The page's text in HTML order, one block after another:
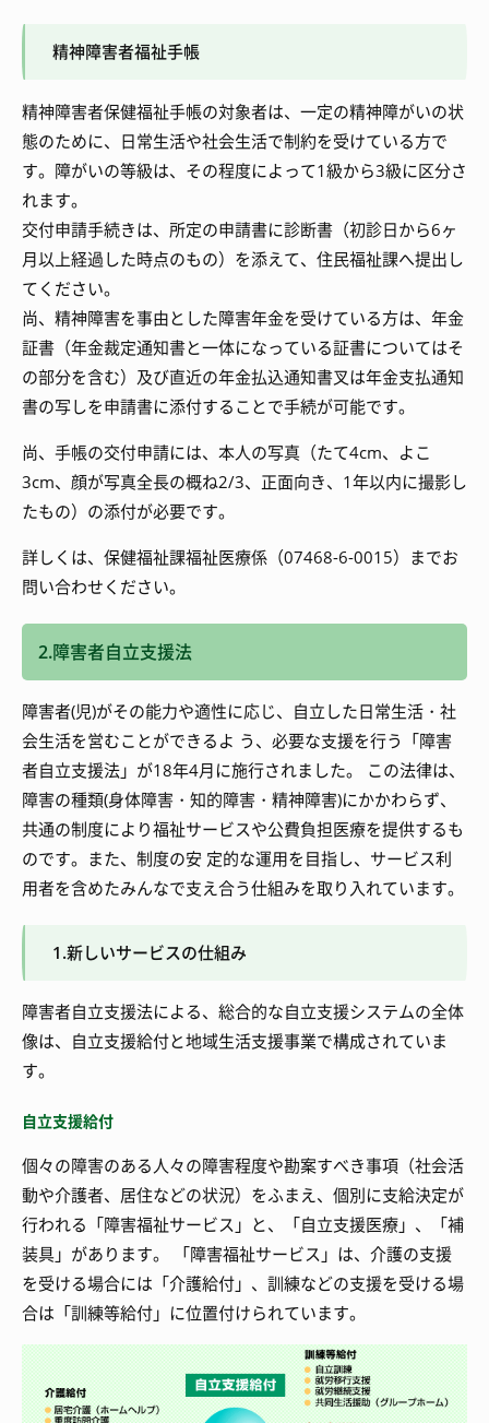
精神障害者福祉手帳
精神障害者保健福祉手帳の対象者は、一定の精神障がいの状
態のために、日常生活や社会生活で制約を受けている方で
す。障がいの等級は、その程度によって1級から3級に区分さ
れます。
交付申請手続きは、所定の申請書に診断書（初診日から6ヶ
月以上経過した時点のもの）を添えて、住民福祉課へ提出し
てください。
尚、精神障害を事由とした障害年金を受けている方は、年金
証書（年金裁定通知書と一体になっている証書についてはそ
の部分を含む）及び直近の年金払込通知書叉は年金支払通知
書の写しを申請書に添付することで手続が可能です。
尚、手帳の交付申請には、本人の写真（たて4cm、よこ
3cm、顔が写真全長の概ね2/3、正面向き、1年以内に撮影し
たもの）の添付が必要です。
詳しくは、保健福祉課福祉医療係（07468-6-0015）までお
問い合わせください。
2.障害者自立支援法
障害者(児)がその能力や適性に応じ、自立した日常生活・社
会生活を営むことができるよ う、必要な支援を行う「障害
者自立支援法」が18年4月に施行されました。 この法律は、
障害の種類(身体障害・知的障害・精神障害)にかかわらず、
共通の制度により福祉サービスや公費負担医療を提供するも
のです。また、制度の安 定的な運用を目指し、サービス利
用者を含めたみんなで支え合う仕組みを取り入れています。
1.新しいサービスの仕組み
障害者自立支援法による、総合的な自立支援システムの全体
像は、自立支援給付と地域生活支援事業で構成されていま
す。
自立支援給付
個々の障害のある人々の障害程度や勘案すべき事項（社会活
動や介護者、居住などの状況）をふまえ、個別に支給決定が
行われる「障害福祉サービス」と、「自立支援医療」、「補
装具」があります。 「障害福祉サービス」は、介護の支援
を受ける場合には「介護給付」、訓練などの支援を受ける場
合は「訓練等給付」に位置付けられています。